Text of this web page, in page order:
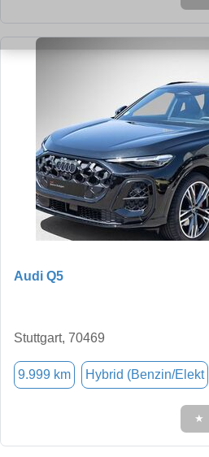
Audi Q5
Stuttgart, 70469
9.999 km Hybrid (Benzin/Elekt
★